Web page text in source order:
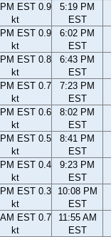
EST 0.9
kt
5:19 PM
EST
EST 0.9
kt
6:02 PM
EST
EST 0.8
kt
6:43 PM
EST
EST 0.7
kt
7:23 PM
EST
EST 0.6
kt
8:02 PM
EST
EST 0.5
kt
8:41 PM
EST
EST 0.4
kt
9:23 PM
EST
EST 0.3
kt
10:08 PM
EST
EST 0.7
kt
11:55 AM
EST